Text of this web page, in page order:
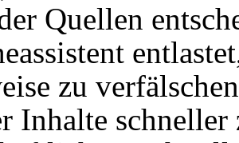
Quellen
zu
Inhalte